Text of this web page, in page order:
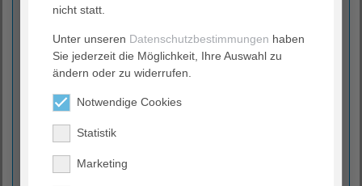
Prof. Dr. med. Carsten Konrad (CV)
Chefarzt
Chefärztin
nicht statt.
Unter unseren Datenschutzbestimmungen haben
Sie jederzeit die Möglichkeit, Ihre Auswahl zu
ändern oder zu widerrufen.
Notwendige Cookies
Statistik
Marketing